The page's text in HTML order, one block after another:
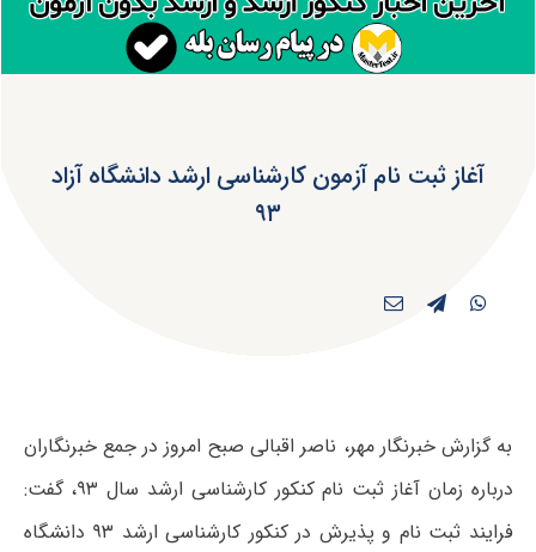
آغاز ثبت نام آزمون کارشناسی ارشد دانشگاه آزاد
۹۳
به گزارش خبرنگار مهر، ناصر اقبالی صبح امروز در جمع خبرنگاران
درباره زمان آغاز ثبت نام کنکور کارشناسی ارشد سال ۹۳، گفت:
فرایند ثبت نام و پذیرش در کنکور کارشناسی ارشد ۹۳ دانشگاه